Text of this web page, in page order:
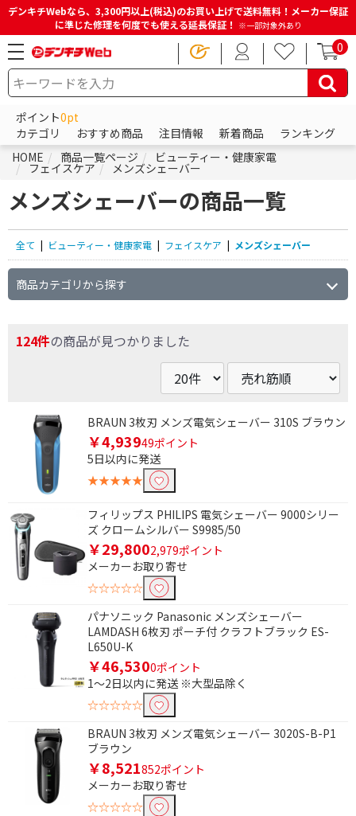
デンキチWebなら、3,300円以上(税込)のお買い上げで送料無料！メーカー保証
に準じた修理を何度でも使える延長保証！ ※一部対象外あり
0
ポイント0pt
カテゴリ
おすすめ商品 注目情報 新着商品
ランキング
HOME
商品一覧ページ ビューティー・健康家電
フェイスケア メンズシェーバー
メンズシェーバーの商品一覧
全て | ビューティー・健康家電 | フェイスケア | メンズシェーバー
商品カテゴリから探す
124件の商品が見つかりました
BRAUN 3枚刃 メンズ電気シェーバー 310S ブラウン
￥4,93949ポイント
5日以内に発送
★★★★★
フィリップス PHILIPS 電気シェーバー 9000シリー
ズ クロームシルバー S9985/50
￥29,8002,979ポイント
メーカーお取り寄せ
☆☆☆☆☆
パナソニック Panasonic メンズシェーバー
LAMDASH 6枚刃 ポーチ付 クラフトブラック ES-
L650U-K
￥46,5300ポイント
1～2日以内に発送 ※大型品除く
☆☆☆☆☆
BRAUN 3枚刃 メンズ電気シェーバー 3020S-B-P1
ブラウン
￥8,521852ポイント
メーカーお取り寄せ
☆☆☆☆☆